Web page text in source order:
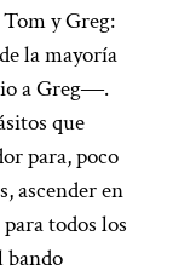
y Greg:
la mayoría
a Greg―.
que
para, poco
ascender en
todos los
bando